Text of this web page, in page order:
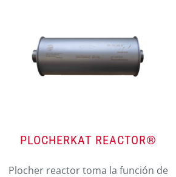
PLOCHERKAT REACTOR®
Plocher reactor toma la función de